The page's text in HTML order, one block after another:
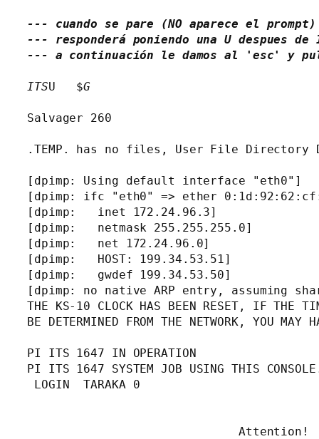
--- cuando se pare (NO aparece el
--- responderá poniendo una U despues de
--- a continuación le damos al 'esc' y
ITSU   $G
Salvager 260
.TEMP. has no files, User File Directory
[dpimp: Using default interface "eth0"]
[dpimp: ifc "eth0" => ether
[dpimp:   inet 172.24.96.3]
[dpimp:   netmask 255.255.255.0]
[dpimp:   net 172.24.96.0]
[dpimp:   HOST: 199.34.53.51]
[dpimp:   gwdef 199.34.53.50]
[dpimp: no native ARP entry, assuming
THE KS-10 CLOCK HAS BEEN RESET, IF THE
BE DETERMINED FROM THE NETWORK, YOU MAY
PI ITS 1647 IN OPERATION
PI ITS 1647 SYSTEM JOB USING THIS
LOGIN  TARAKA 0
Attention!